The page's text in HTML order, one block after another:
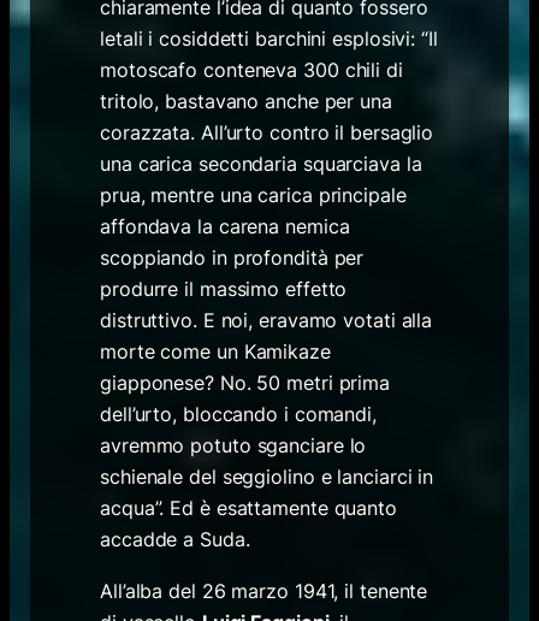
chiaramente l’idea di quanto fossero
letali i cosiddetti barchini esplosivi: “Il
motoscafo conteneva 300 chili di
tritolo, bastavano anche per una
corazzata. All’urto contro il bersaglio
una carica secondaria squarciava la
prua, mentre una carica principale
affondava la carena nemica
scoppiando in profondità per
produrre il massimo effetto
distruttivo. E noi, eravamo votati alla
morte come un Kamikaze
giapponese? No. 50 metri prima
dell’urto, bloccando i comandi,
avremmo potuto sganciare lo
schienale del seggiolino e lanciarci in
acqua”. Ed è esattamente quanto
accadde a Suda.
All’alba del 26 marzo 1941, il tenente